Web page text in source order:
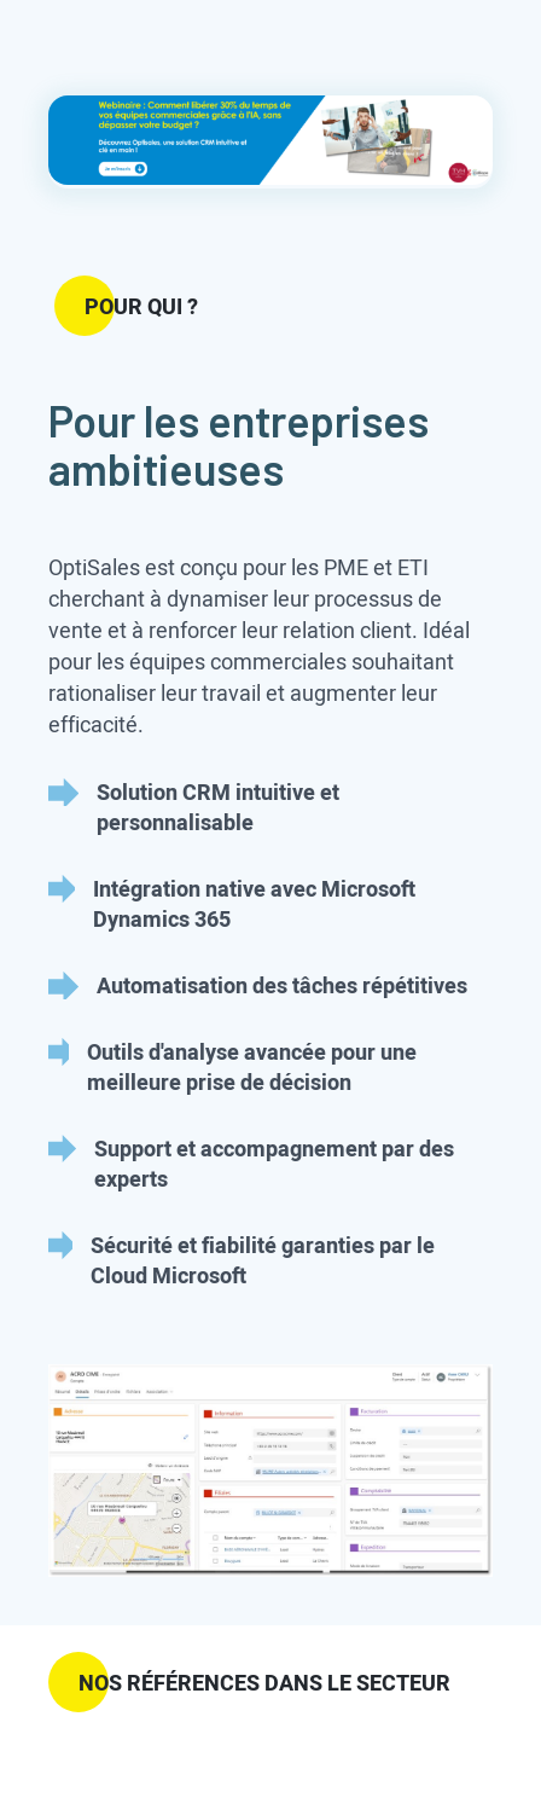
POUR QUI ?
Pour les entreprises
ambitieuses
OptiSales est conçu pour les PME et ETI
cherchant à dynamiser leur processus de
vente et à renforcer leur relation client. Idéal
pour les équipes commerciales souhaitant
rationaliser leur travail et augmenter leur
efficacité.
Solution CRM intuitive et
personnalisable
Intégration native avec Microsoft
Dynamics 365
Automatisation des tâches répétitives
Outils d'analyse avancée pour une
meilleure prise de décision
Support et accompagnement par des
experts
Sécurité et fiabilité garanties par le
Cloud Microsoft
NOS RÉFÉRENCES DANS LE SECTEUR